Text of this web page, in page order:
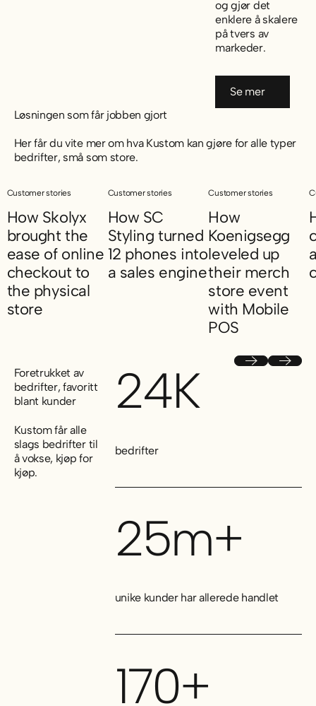
og gjør det
enklere å skalere
på tvers av
markeder.
Se mer
Løsningen som får jobben gjort
Her får du vite mer om hva Kustom kan gjøre for alle typer
bedrifter, små som store.
Customer stories
How Skolyx
brought the
ease of online
checkout to
the physical
store
How Skolyx brought the ease of online checkout to the
Customer stories
How SC
Styling turned
12 phones into
a sales engine
How SC Styling turned 12 phones into a
Customer stories
How
Koenigsegg
leveled up
their merch
store event
with Mobile
POS
PreviousNext
Foretrukket av
bedrifter, favoritt
blant kunder
Kustom får alle
slags bedrifter til
å vokse, kjøp for
kjøp.
24K
bedrifter
25m+
unike kunder har allerede handlet
170+